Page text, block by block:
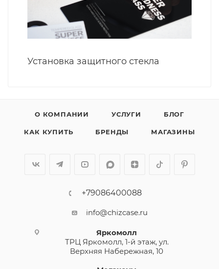
Установка защитного стекла
О КОМПАНИИ УСЛУГИ БЛОГ
КАК КУПИТЬ БРЕНДЫ МАГАЗИНЫ
+79086400088
info@chizcase.ru
Яркомолл
ТРЦ Яркомолл, 1-й этаж, ул.
Верхняя Набережная, 10